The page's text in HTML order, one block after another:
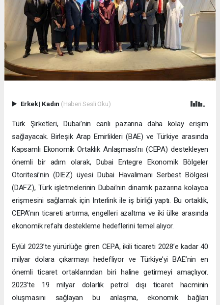
Erkek| Kadın (Haberi Sesli Oku)
Türk Şirketleri, Dubai’nin canlı pazarına daha kolay erişim
sağlayacak. Birleşik Arap Emirlikleri (BAE) ve Türkiye arasında
Kapsamlı Ekonomik Ortaklık Anlaşması’nı (CEPA) destekleyen
önemli bir adım olarak, Dubai Entegre Ekonomik Bölgeler
Otoritesi’nin (DIEZ) üyesi Dubai Havalimanı Serbest Bölgesi
(DAFZ), Türk işletmelerinin Dubai’nin dinamik pazarına kolayca
erişmesini sağlamak için Interlink ile iş birliği yaptı. Bu ortaklık,
CEPA’nın ticareti artırma, engelleri azaltma ve iki ülke arasında
ekonomik refahı destekleme hedeflerini temel alıyor.
Eylül 2023’te yürürlüğe giren CEPA, ikili ticareti 2028’e kadar 40
milyar dolara çıkarmayı hedefliyor ve Türkiye’yi BAE’nin en
önemli ticaret ortaklarından biri haline getirmeyi amaçlıyor.
2023’te 19 milyar dolarlık petrol dışı ticaret hacminin
oluşmasını sağlayan bu anlaşma, ekonomik bağları